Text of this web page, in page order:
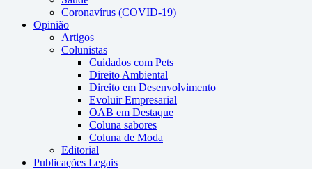
Coronavírus (COVID-19)
Opinião
Artigos
Colunistas
Cuidados com Pets
Direito Ambiental
Direito em Desenvolvimento
Evoluir Empresarial
OAB em Destaque
Coluna sabores
Coluna de Moda
Editorial
Publicações Legais